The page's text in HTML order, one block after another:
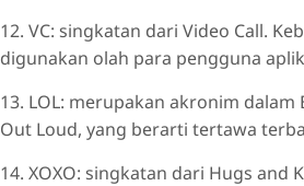
12. VC: singkatan dari Video Call.
digunakan olah para pengguna
13. LOL: merupakan akronim dalam
Out Loud, yang berarti tertawa
14. XOXO: singkatan dari Hugs and